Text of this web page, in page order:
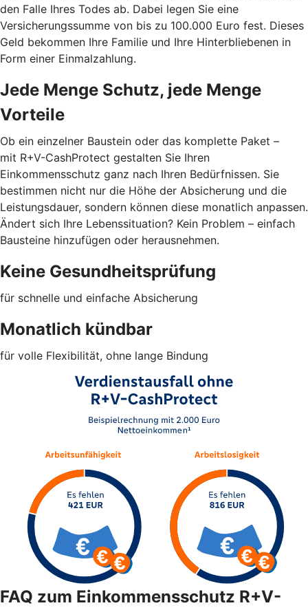
den Falle Ihres Todes ab. Dabei legen Sie eine
Versicherungssumme von bis zu 100.000 Euro fest. Dieses
Geld bekommen Ihre Familie und Ihre Hinterbliebenen in
Form einer Einmalzahlung.
Jede Menge Schutz, jede Menge
Vorteile
Ob ein einzelner Baustein oder das komplette Paket –
mit R+V-CashProtect gestalten Sie Ihren
Einkommensschutz ganz nach Ihren Bedürfnissen. Sie
bestimmen nicht nur die Höhe der Absicherung und die
Leistungsdauer, sondern können diese monatlich anpassen.
Ändert sich Ihre Lebenssituation? Kein Problem – einfach
Bausteine hinzufügen oder herausnehmen.
Keine Gesundheitsprüfung
für schnelle und einfache Absicherung
Monatlich kündbar
für volle Flexibilität, ohne lange Bindung
FAQ zum Einkommensschutz R+V-